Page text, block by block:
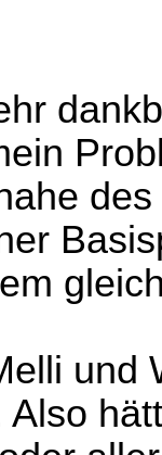
und
Also